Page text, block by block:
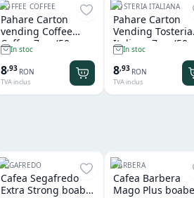
COFFEE COFFEE
Pahare Carton
vending Coffee
Coffee 7 oz (50
buc/set)
In stoc
8,93 RON
TVA inclus
TOSTERIA ITALIANA
Pahare Carton
Vending Tosteria
Italiana 7 oz (50
buc/set)
In stoc
8,93 RON
TVA inclus
SEGAFREDO
Cafea Segafredo
Extra Strong boabe
BARBERA
Cafea Barbera
Mago Plus